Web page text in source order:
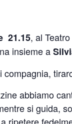
21.15, al
insieme a
compagnia,
abbiamo
si guida,